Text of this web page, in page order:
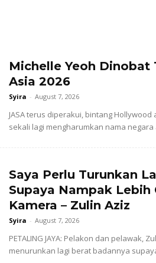
Michelle Yeoh Dinobat
Asia 2026
Syira - August 7, 2026
JASA terus diperakui, bintang
sekali lagi mengharumkan nama
Saya Perlu Turunkan
Supaya Nampak Lebih
Kamera – Zulin Aziz
Syira - August 7, 2026
PETALING JAYA: Pelakon dan pelawak,
menurunkan lagi berat badannya